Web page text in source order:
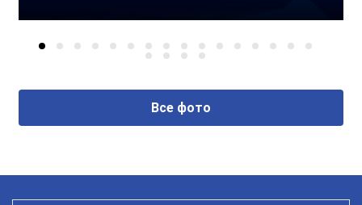
Все фото